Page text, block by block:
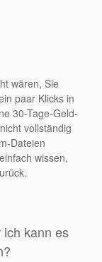
wären, Sie
paar Klicks in
30-Tage-Geld-
vollständig
Dateien
wissen,
kann es